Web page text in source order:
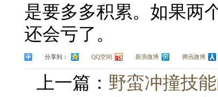
是要多多积累。如果两
还会亏了。
分享到： QQ空间 新浪微博 腾讯微博
上一篇： 野蛮冲撞技